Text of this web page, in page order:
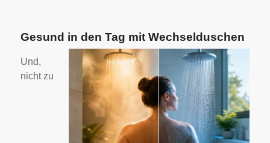
Gesund in den Tag mit Wechselduschen
Und,
nicht zu